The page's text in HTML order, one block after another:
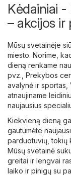
Kėdainiai -
– akcijos ir
Mūsų svetainėje
miesto. Norime,
dieną renkame
pvz., Prekybos
avalynė ir sportas
atnaujiname
naujausius
Kiekvieną dieną
gautumėte
parduotuvių, tokių
Mūsų svetainė
greitai ir lengvai
laiko ir pinigų su